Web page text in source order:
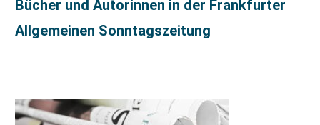
Bücher und Autorinnen in der Frankfurter
Allgemeinen Sonntagszeitung